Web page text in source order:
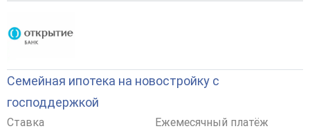
Семейная ипотека на новостройку с
господдержкой
Ставка
Ежемесячный платёж